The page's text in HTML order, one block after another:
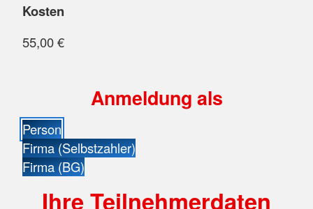
Kosten
55,00 €
Anmeldung als
Person
Firma (Selbstzahler)
Firma (BG)
Ihre Teilnehmerdaten